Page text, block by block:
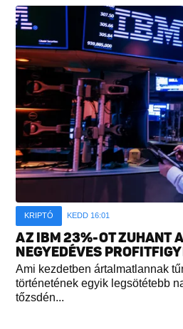
KRIPTÓ KEDD 16:01
AZ IBM 23%-OT ZUHANT
NEGYEDÉVES
Ami kezdetben ártalmatlannak
történetének egyik legsötétebb
tőzsdén...